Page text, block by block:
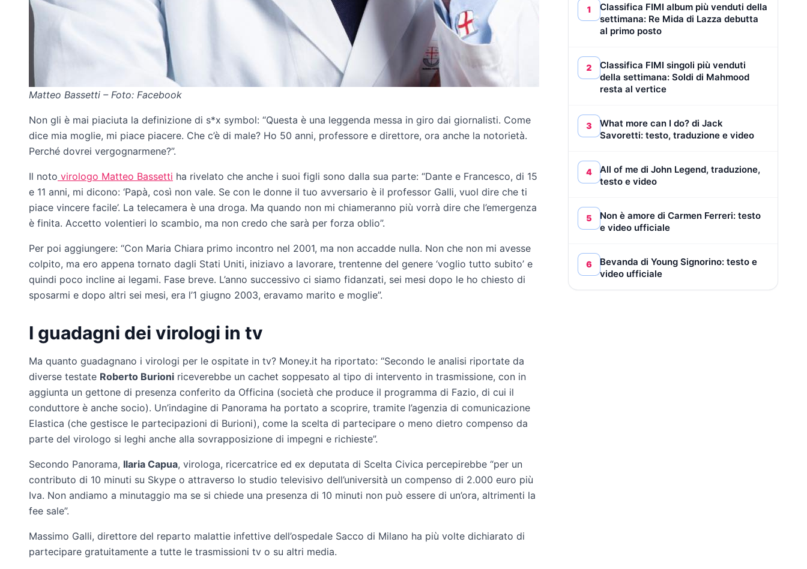
Matteo Bassetti – Foto: Facebook
Non gli è mai piaciuta la definizione di s*x symbol: “Questa è una leggenda messa in giro dai giornalisti. Come
dice mia moglie, mi piace piacere. Che c’è di male? Ho 50 anni, professore e direttore, ora anche la notorietà.
Perché dovrei vergognarmene?”.
Il noto virologo Matteo Bassetti ha rivelato che anche i suoi figli sono dalla sua parte: “Dante e Francesco, di 15
e 11 anni, mi dicono: ‘Papà, così non vale. Se con le donne il tuo avversario è il professor Galli, vuol dire che ti
piace vincere facile’. La telecamera è una droga. Ma quando non mi chiameranno più vorrà dire che l’emergenza
è finita. Accetto volentieri lo scambio, ma non credo che sarà per forza oblio”.
Per poi aggiungere: “Con Maria Chiara primo incontro nel 2001, ma non accadde nulla. Non che non mi avesse
colpito, ma ero appena tornato dagli Stati Uniti, iniziavo a lavorare, trentenne del genere ‘voglio tutto subito’ e
quindi poco incline ai legami. Fase breve. L’anno successivo ci siamo fidanzati, sei mesi dopo le ho chiesto di
sposarmi e dopo altri sei mesi, era l’1 giugno 2003, eravamo marito e moglie”.
I guadagni dei virologi in tv
Ma quanto guadagnano i virologi per le ospitate in tv? Money.it ha riportato: “Secondo le analisi riportate da
diverse testate Roberto Burioni riceverebbe un cachet soppesato al tipo di intervento in trasmissione, con in
aggiunta un gettone di presenza conferito da Officina (società che produce il programma di Fazio, di cui il
conduttore è anche socio). Un’indagine di Panorama ha portato a scoprire, tramite l’agenzia di comunicazione
Elastica (che gestisce le partecipazioni di Burioni), come la scelta di partecipare o meno dietro compenso da
parte del virologo si leghi anche alla sovrapposizione di impegni e richieste”.
Secondo Panorama, Ilaria Capua, virologa, ricercatrice ed ex deputata di Scelta Civica percepirebbe “per un
contributo di 10 minuti su Skype o attraverso lo studio televisivo dell’università un compenso di 2.000 euro più
Iva. Non andiamo a minutaggio ma se si chiede una presenza di 10 minuti non può essere di un’ora, altrimenti la
fee sale”.
Massimo Galli, direttore del reparto malattie infettive dell’ospedale Sacco di Milano ha più volte dichiarato di
partecipare gratuitamente a tutte le trasmissioni tv o su altri media.
1
Classifica FIMI album più venduti della
settimana: Re Mida di Lazza debutta
al primo posto
2
Classifica FIMI singoli più venduti
della settimana: Soldi di Mahmood
resta al vertice
3
What more can I do? di Jack
Savoretti: testo, traduzione e video
4
All of me di John Legend, traduzione,
testo e video
5
Non è amore di Carmen Ferreri: testo
e video ufficiale
6
Bevanda di Young Signorino: testo e
video ufficiale